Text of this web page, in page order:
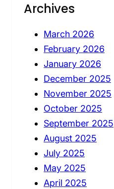
Archives
March 2026
February 2026
January 2026
December 2025
November 2025
October 2025
September 2025
August 2025
July 2025
May 2025
April 2025